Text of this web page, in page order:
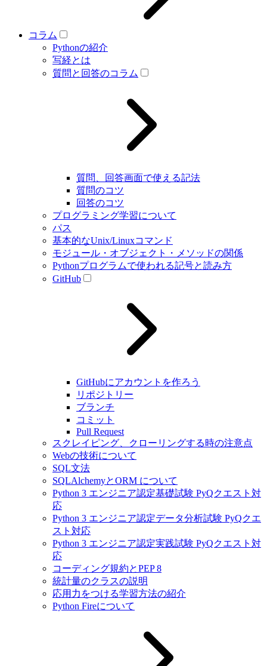
コラム
Pythonの紹介
写経とは
質問と回答のコラム
質問、回答画面で使える記法
質問のコツ
回答のコツ
プログラミング学習について
パス
基本的なUnix/Linuxコマンド
モジュール・オブジェクト・メソッドの関係
Pythonプログラムで使われる記号と読み方
GitHub
GitHubにアカウントを作ろう
リポジトリー
ブランチ
コミット
Pull Request
スクレイピング、クローリングする時の注意点
Webの技術について
SQL文法
SQLAlchemyとORM について
Python 3 エンジニア認定基礎試験 PyQクエスト対
応
Python 3 エンジニア認定データ分析試験 PyQクエ
スト対応
Python 3 エンジニア認定実践試験 PyQクエスト対
応
コーディング規約とPEP 8
統計量のクラスの説明
応用力をつける学習方法の紹介
Python Fireについて